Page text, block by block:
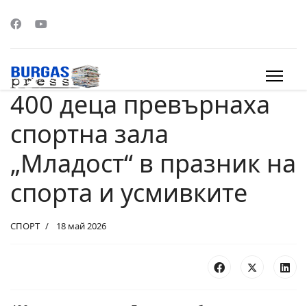
400 деца превърнаха
спортна зала
„Младост“ в празник на
спорта и усмивките
СПОРТ 18 май 2026